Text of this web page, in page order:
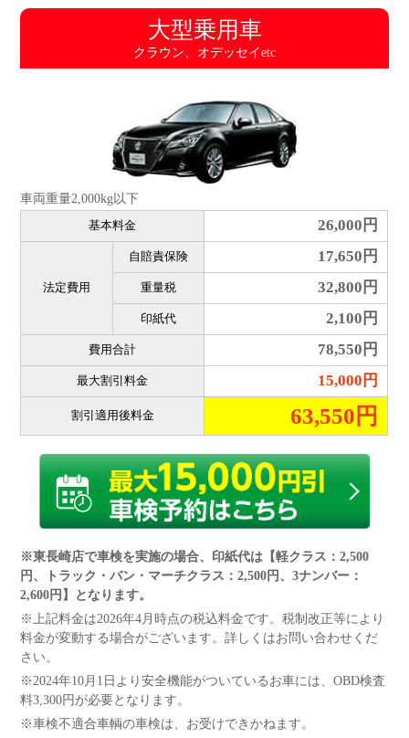
大型乗用車
クラウン、オデッセイetc
車両重量2,000kg以下
基本料金 26,000円
法定費用
自賠責保険 17,650円
重量税 32,800円
印紙代 2,100円
費用合計 78,550円
最大割引料金 15,000円
割引適用後料金 63,550円
※東長崎店で車検を実施の場合、印紙代は【軽クラス：2,500
円、トラック・バン・マーチクラス：2,500円、3ナンバー：
2,600円】となります。
※上記料金は2026年4月時点の税込料金です。税制改正等により
料金が変動する場合がございます。詳しくはお問い合わせくだ
さい。
※2024年10月1日より安全機能がついているお車には、OBD検査
料3,300円が必要となります。
※車検不適合車輌の車検は、お受けできかねます。